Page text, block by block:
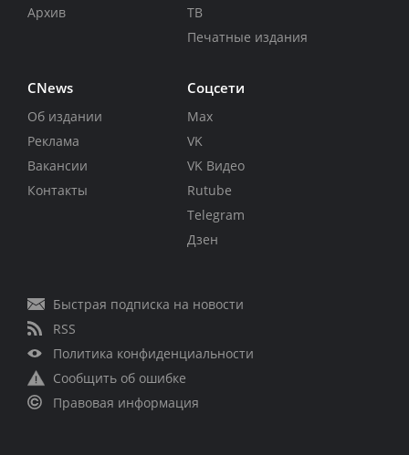
Архив
ТВ
Печатные издания
CNews
Об издании
Реклама
Вакансии
Контакты
Соцсети
Max
VK
VK Видео
Rutube
Telegram
Дзен
Быстрая подписка на новости
RSS
Политика конфиденциальности
Сообщить об ошибке
Правовая информация